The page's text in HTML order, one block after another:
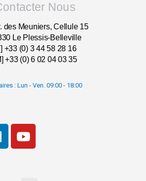
Nous
des Meuniers, Cellule 15
Le Plessis-Belleville
+33 (0) 3 44 58 28 16
+33 (0) 6 02 04 03 35
: Lun - Ven. 09:00 - 18:00